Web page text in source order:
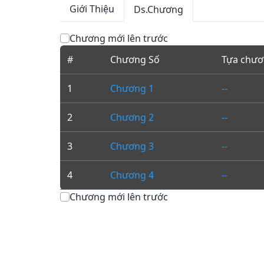
Giới Thiệu Ds.Chương
Chương mới lên trước
#
Chương Số Tựa
1 Chương 1 --
2 Chương 2 --
3 Chương 3 --
4 Chương 4
--
Chương mới lên trước